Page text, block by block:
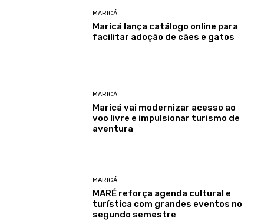
MARICÁ
Maricá lança catálogo online para
facilitar adoção de cães e gatos
MARICÁ
Maricá vai modernizar acesso ao
voo livre e impulsionar turismo de
aventura
MARICÁ
MARÉ reforça agenda cultural e
turística com grandes eventos no
segundo semestre